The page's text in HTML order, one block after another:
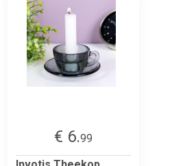
€ 6.99